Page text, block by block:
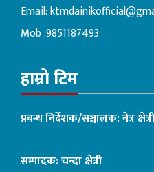
Email:
Mob :9851187493
हाम्रो टिम
प्रबन्ध निर्देशक/सञ्चालक: नेत्र क्षेत्री
सम्पादक: चन्दा क्षेत्री